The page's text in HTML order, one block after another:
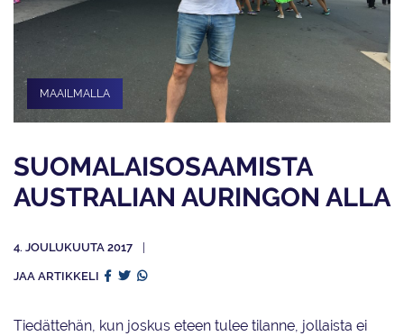
MAAILMALLA
SUOMALAISOSAAMISTA
AUSTRALIAN AURINGON ALLA
4. JOULUKUUTA 2017
JAA ARTIKKELI
Tiedättehän, kun joskus eteen tulee tilanne, jollaista ei